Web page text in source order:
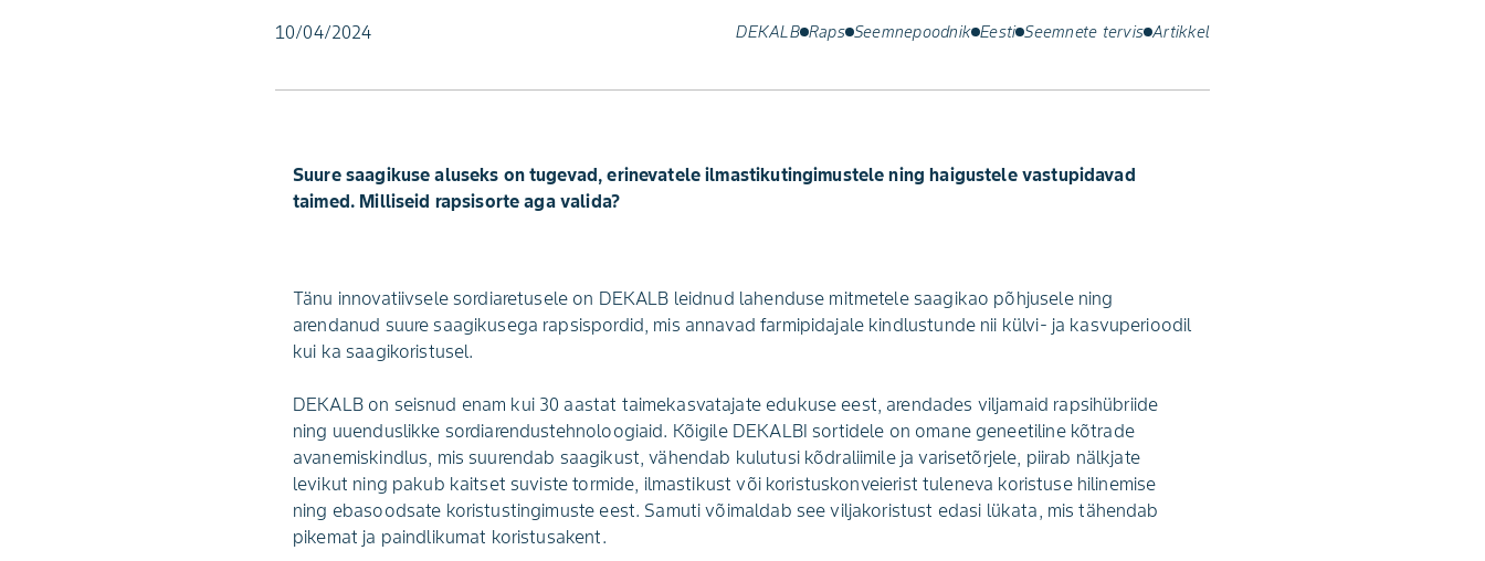
10/04/2024 DEKALB Raps Seemnepoodnik Eesti Seemnete tervis Artikkel
Suure saagikuse aluseks on tugevad, erinevatele ilmastikutingimustele ning haigustele vastupidavad
taimed. Milliseid rapsisorte aga valida?
Tänu innovatiivsele sordiaretusele on DEKALB leidnud lahenduse mitmetele saagikao põhjusele ning
arendanud suure saagikusega rapsispordid, mis annavad farmipidajale kindlustunde nii külvi- ja kasvuperioodil
kui ka saagikoristusel.
DEKALB on seisnud enam kui 30 aastat taimekasvatajate edukuse eest, arendades viljamaid rapsihübriide
ning uuenduslikke sordiarendustehnoloogiaid. Kõigile DEKALBI sortidele on omane geneetiline kõtrade
avanemiskindlus, mis suurendab saagikust, vähendab kulutusi kõdraliimile ja varisetõrjele, piirab nälkjate
levikut ning pakub kaitset suviste tormide, ilmastikust või koristuskonveierist tuleneva koristuse hilinemise
ning ebasoodsate koristustingimuste eest. Samuti võimaldab see viljakoristust edasi lükata, mis tähendab
pikemat ja paindlikumat koristusakent.